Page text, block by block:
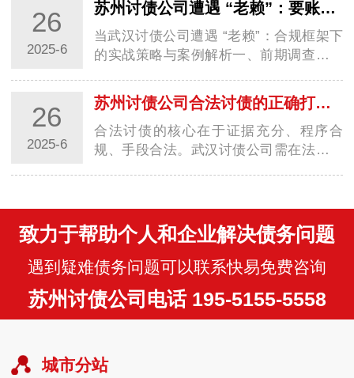
证据固定基础证据：合同、借条、转账记
录需…
26
2025-6
苏州讨债公司遭遇 “老赖”：要账实战经验大分享
当武汉讨债公司遭遇 “老赖”：合规框架下
的实战策略与案例解析一、前期调查：用
术工商 / 司法数据联动：通过国家企业信
用信息公示系统查询 “老赖” 关联…
26
2025-6
苏州讨债公司合法讨债的正确打开方式你知道几种？
合法讨债的核心在于证据充分、程序合
规、手段合法。武汉讨债公司需在法律框
建议债权人优先通过法律途径解决纠纷，
必要时委…
致力于帮助个人和企业解决债务问题
遇到疑难债务问题可以联系快易免费咨询
苏州讨债公司电话 195-5155-5558
城市分站